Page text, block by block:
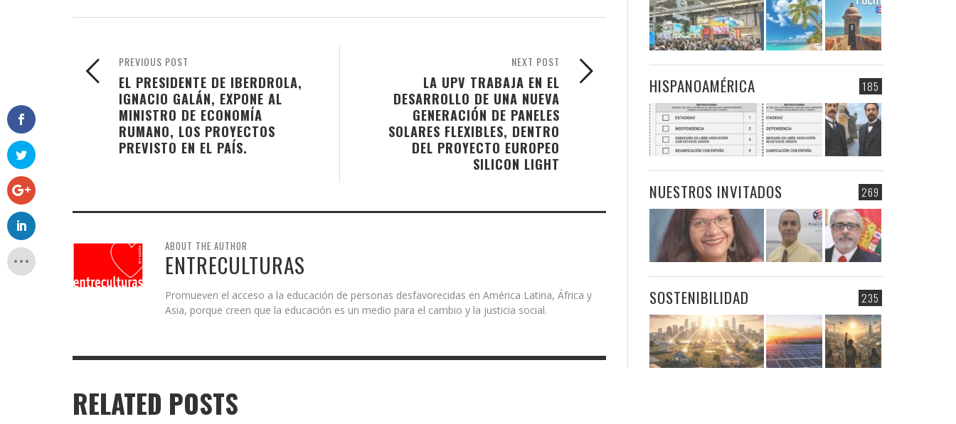
NEXT POST
LA UPV TRABAJA EN EL
DESARROLLO DE UNA NUEVA
GENERACIÓN DE PANELES
SOLARES FLEXIBLES, DENTRO
DEL PROYECTO EUROPEO
SILICON LIGHT
PREVIOUS POST
EL PRESIDENTE DE IBERDROLA,
IGNACIO GALÁN, EXPONE AL
MINISTRO DE ECONOMÍA
RUMANO, LOS PROYECTOS
PREVISTO EN EL PAÍS.
ABOUT THE AUTHOR
ENTRECULTURAS
Promueven el acceso a la educación de personas desfavorecidas en América Latina, África y
Asia, porque creen que la educación es un medio para el cambio y la justicia social.
RELATED POSTS
185
HISPANOAMÉRICA
269
NUESTROS INVITADOS
235
SOSTENIBILIDAD